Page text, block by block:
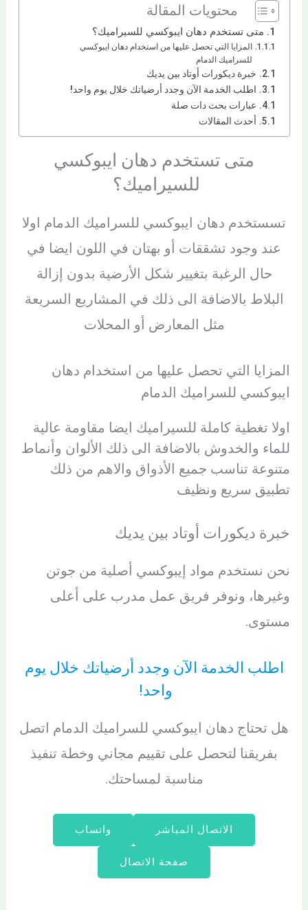
محتويات المقالة
متى تستخدم دهان ايبوكسي للسيراميك؟
المزايا التي تحصل عليها من استخدام دهان ايبوكسي
للسراميك الدمام
خبرة ديكورات أوتاد بين يديك
اطلب الخدمة الآن وجدد أرضياتك خلال يوم واحد!
عبارات بحث دات صلة
أحدث المقالات
متى تستخدم دهان ايبوكسي
للسيراميك؟
تسستخدم دهان ايبوكسي للسراميك الدمام اولا
عند وجود تشققات أو بهتان في اللون ايضا في
حال الرغبة بتغيير شكل الأرضية بدون إزالة
البلاط بالاضافة الى ذلك في المشاريع السريعة
مثل المعارض أو المحلات
المزايا التي تحصل عليها من استخدام دهان
ايبوكسي للسراميك الدمام
اولا تغطية كاملة للسيراميك ايضا مقاومة عالية
للماء والخدوش بالاضافة الى ذلك الألوان وأنماط
متنوعة تناسب جميع الأذواق والاهم من ذلك
تطبيق سريع ونظيف
خبرة ديكورات أوتاد بين يديك
نحن نستخدم مواد إيبوكسي أصلية من جوتن
وغيرها، ونوفر فريق عمل مدرب على أعلى
مستوى.
اطلب الخدمة الآن وجدد أرضياتك خلال يوم
واحد!
هل تحتاج دهان ايبوكسي للسراميك الدمام اتصل
بفريقنا لتحصل على تقييم مجاني وخطة تنفيذ
مناسبة لمساحتك.
الاتصال المباشر واتساب
صفحة الاتصال